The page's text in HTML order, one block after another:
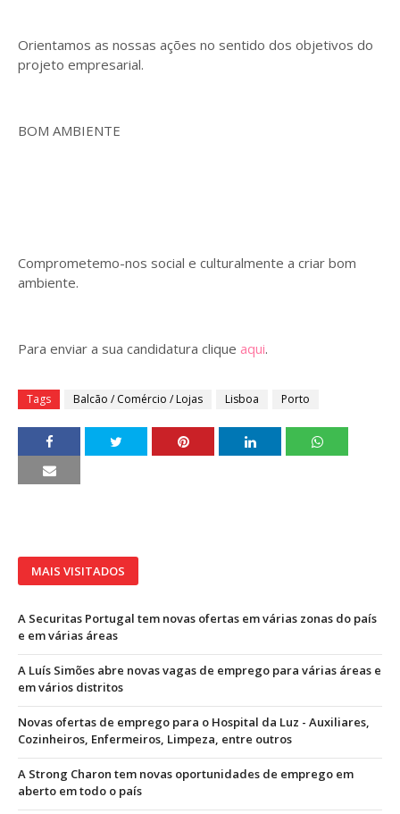
Orientamos as nossas ações no sentido dos objetivos do
projeto empresarial.
BOM AMBIENTE
Comprometemo-nos social e culturalmente a criar bom
ambiente.
Para enviar a sua candidatura clique aqui.
Tags Balcão / Comércio / Lojas Lisboa Porto
MAIS VISITADOS
A Securitas Portugal tem novas ofertas em várias zonas do país
e em várias áreas
A Luís Simões abre novas vagas de emprego para várias áreas e
em vários distritos
Novas ofertas de emprego para o Hospital da Luz - Auxiliares,
Cozinheiros, Enfermeiros, Limpeza, entre outros
A Strong Charon tem novas oportunidades de emprego em
aberto em todo o país